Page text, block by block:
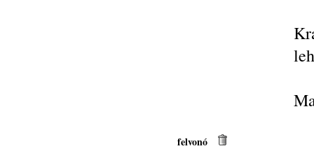
felvonó